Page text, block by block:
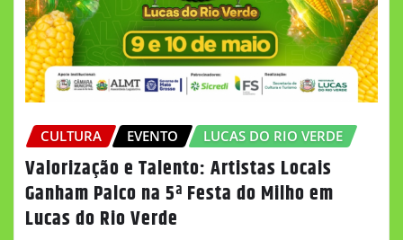
CULTURA EVENTO LUCAS DO RIO VERDE
Valorização e Talento: Artistas Locais
Ganham Palco na 5ª Festa do Milho em
Lucas do Rio Verde